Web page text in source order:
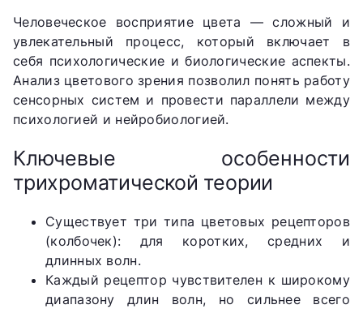
Человеческое восприятие цвета — сложный и
увлекательный процесс, который включает в
себя психологические и биологические аспекты.
Анализ цветового зрения позволил понять работу
сенсорных систем и провести параллели между
психологией и нейробиологией.
Ключевые особенности
трихроматической теории
Существует три типа цветовых рецепторов
(колбочек): для коротких, средних и
длинных волн.
Каждый рецептор чувствителен к широкому
диапазону длин волн, но сильнее всего